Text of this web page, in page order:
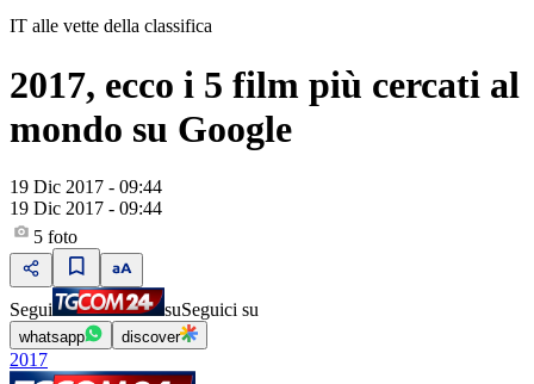
IT alle vette della classifica
2017, ecco i 5 film più cercati al
mondo su Google
19 Dic 2017 - 09:44
19 Dic 2017 - 09:44
5 foto
Segui suSeguici su
whatsapp discover
2017